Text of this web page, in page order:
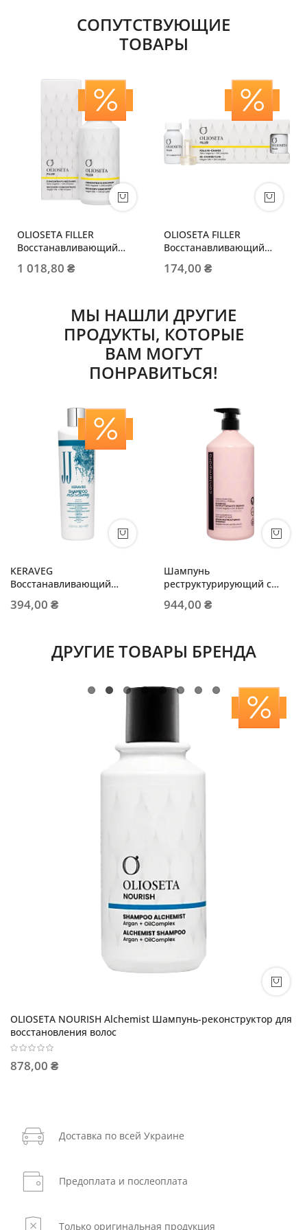
СОПУТСТВУЮЩИЕ
ТОВАРЫ
OLIOSETA FILLER
Восстанавливающий
1 018,80 ₴
OLIOSETA FILLER
Восстанавливающий
174,00 ₴
МЫ НАШЛИ ДРУГИЕ
ПРОДУКТЫ, КОТОРЫЕ
ВАМ МОГУТ
ПОНРАВИТЬСЯ!
KERAVEG
Восстанавливающий
394,00 ₴
Шампунь
реструктурирующий с
и маслом опунции
944,00 ₴
ДРУГИЕ ТОВАРЫ БРЕНДА
OLIOSETA NOURISH Alchemist Шампунь-реконструктор для
восстановления волос
878,00 ₴
Доставка по всей Украине
Предоплата и послеоплата
Только оригинальная продукция